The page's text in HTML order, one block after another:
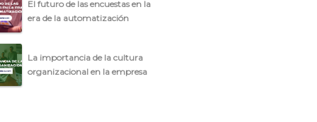
El futuro de las encuestas en la
era de la automatización
La importancia de la cultura
organizacional en la empresa